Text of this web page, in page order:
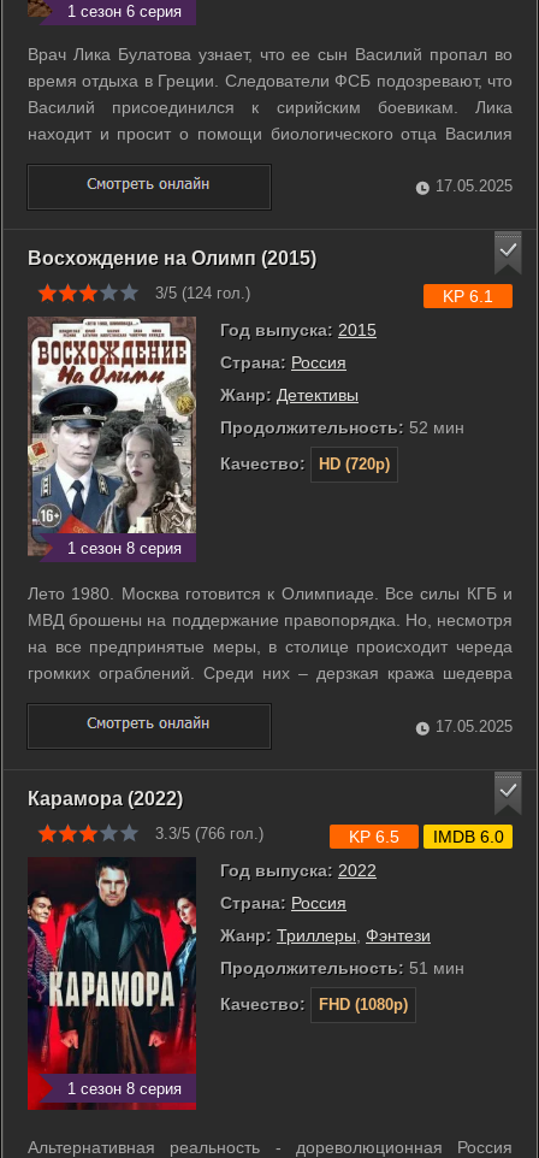
1 сезон 6 серия
Врач Лика Булатова узнает, что ее сын Василий пропал во
время отдыха в Греции. Следователи ФСБ подозревают, что
Василий присоединился к сирийским боевикам. Лика
находит и просит о помощи биологического отца Василия
Павла. Вместе они отправляются в чужую страну, где ведут
опасные поиски, попадают в зону боевых действий и
каждый день они смертельно ...
17.05.2025
Восхождение на Олимп (2015)
3/5 (124 гол.)
1 сезон 8 серия
Год выпуска: 2015
Страна: Россия
Жанр: Детективы
Продолжительность: 52 мин
Качество:
HD (720p)
KP 6.1
Лето 1980. Москва готовится к Олимпиаде. Все силы КГБ и
МВД брошены на поддержание правопорядка. Но, несмотря
на все предпринятые меры, в столице происходит череда
громких ограблений. Среди них – дерзкая кража шедевра
старого мастера из Музея изобразительных искусств.
Следователь Алексей Ставров любой ценой должен вернуть
полотно до начала ...
17.05.2025
Карамора (2022)
3.3/5 (766 гол.)
1 сезон 8 серия
Год выпуска: 2022
Страна: Россия
Жанр: Триллеры Фэнтези
Продолжительность: 51 мин
Качество:
FHD (1080p)
KP 6.5 IMDB 6.0
Альтернативная реальность - дореволюционная Россия